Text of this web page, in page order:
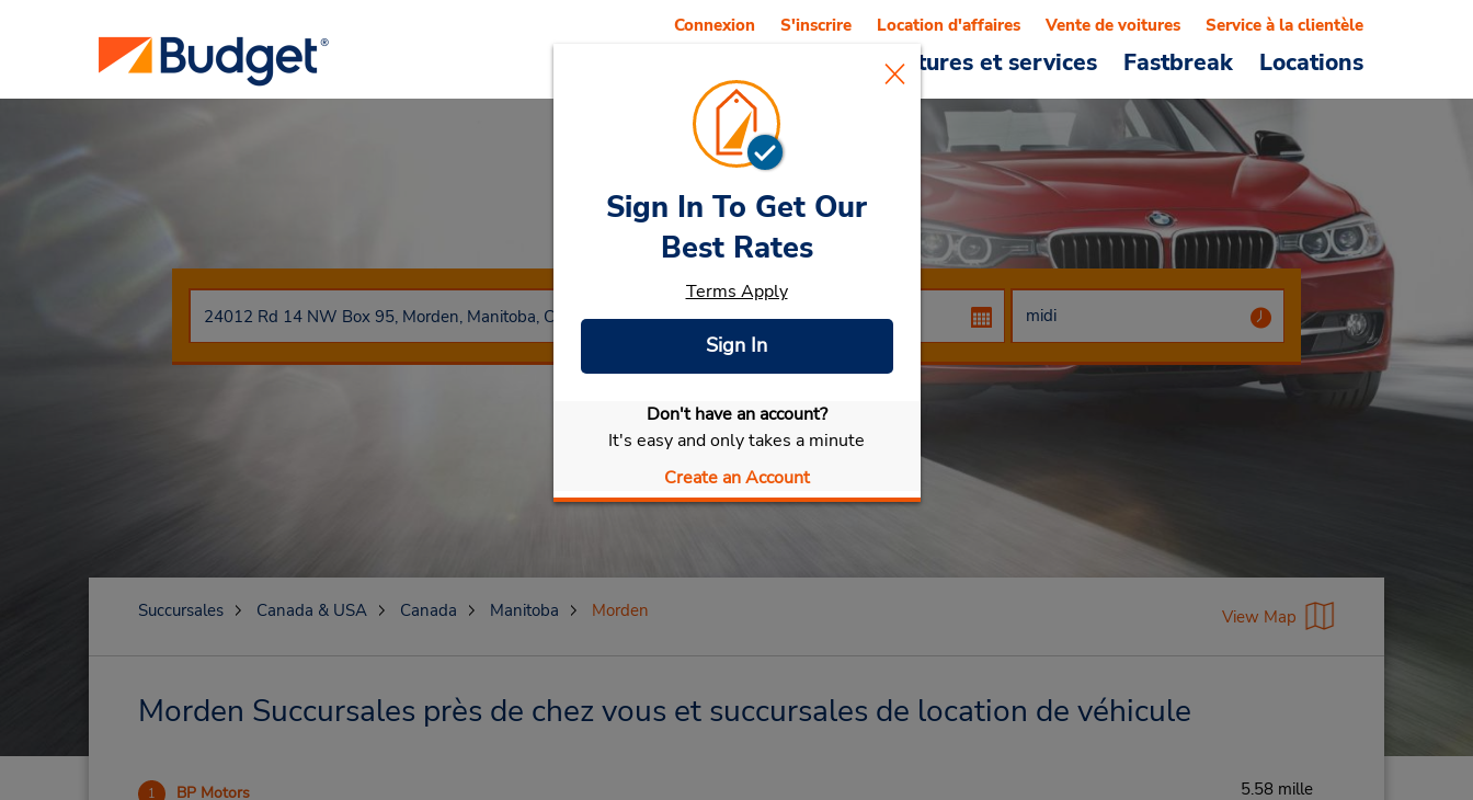
Voitures et services Fastbreak Locations
Connexion S'inscrire Location d'affaires Vente de voitures Service à la clientèle
Car RentalMorden
Sélectionner ma voiture
Sign In To Get Our
Best Rates
Terms Apply
Sign In
Don't have an account?
It's easy and only takes a minute
Create an Account
Succursales Canada & USA Canada Manitoba Morden View Map
Morden Succursales près de chez vous et succursales de location de véhicule
1 BP Motors 5.58 mille